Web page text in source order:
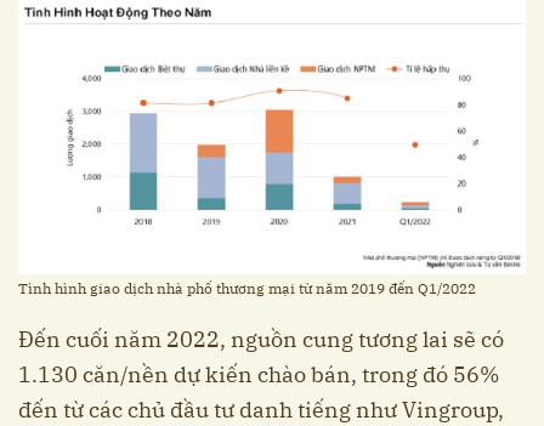
Tình hình giao dịch nhà phố thương mại từ năm 2019 đến Q1/2022
Đến cuối năm 2022, nguồn cung tương lai sẽ có
1.130 căn/nền dự kiến chào bán, trong đó 56%
đến từ các chủ đầu tư danh tiếng như Vingroup,